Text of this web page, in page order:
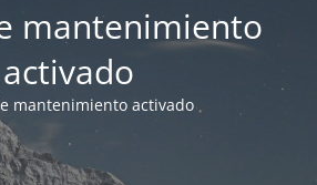
mantenimiento
activado
mantenimiento activado